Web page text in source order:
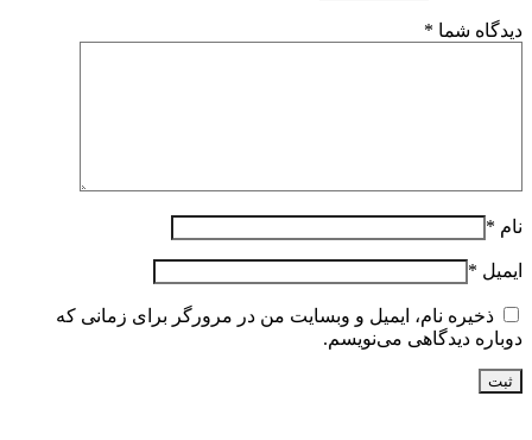
دیدگاه شما *
نام *
ایمیل *
ذخیره نام، ایمیل و وبسایت من در مرورگر برای زمانی که
دوباره دیدگاهی می‌نویسم.